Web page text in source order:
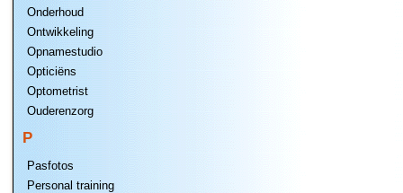
Onderhoud
Ontwikkeling
Opnamestudio
Opticiëns
Optometrist
Ouderenzorg
P
Pasfotos
Personal training